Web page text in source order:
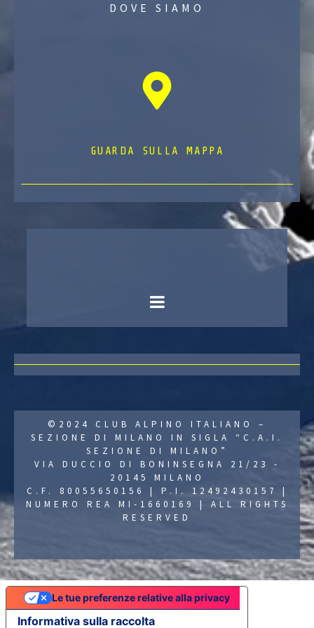
DOVE SIAMO
GUARDA SULLA MAPPA
©2024 CLUB ALPINO ITALIANO –
SEZIONE DI MILANO IN SIGLA “C.A.I.
SEZIONE DI MILANO”
VIA DUCCIO DI BONINSEGNA 21/23 -
20145 MILANO
C.F. 80055650156 | P.I. 12492430157 |
NUMERO REA MI-1660169 | ALL RIGHTS
RESERVED
Informativa sulla raccolta
Le tue preferenze relative alla privacy